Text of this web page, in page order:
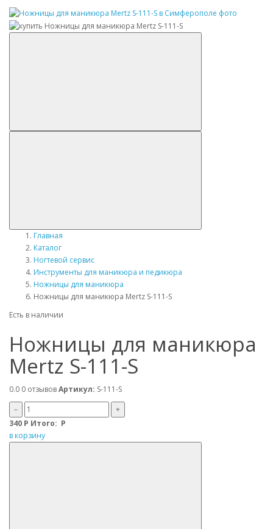
Главная
Каталог
Ногтевой сервис
Инструменты для маникюра и педикюра
Ножницы для маникюра
Ножницы для маникюра Mertz S-111-S
Есть в наличии
Ножницы для маникюра
Mertz S-111-S
0.0 0 отзывовАртикул: S-111-S
–
+
340 Р Итого: Р
в корзину